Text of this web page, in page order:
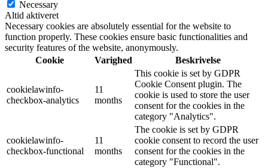
Necessary
Altid aktiveret
Necessary cookies are absolutely essential for the website to
function properly. These cookies ensure basic functionalities and
security features of the website, anonymously.
Cookie
Varighed Beskrivelse
cookielawinfo-
checkbox-analytics
11
months
This cookie is set by GDPR
Cookie Consent plugin. The
cookie is used to store the user
consent for the cookies in the
category "Analytics".
cookielawinfo-
checkbox-functional
11
months
The cookie is set by GDPR
cookie consent to record the user
consent for the cookies in the
category "Functional".